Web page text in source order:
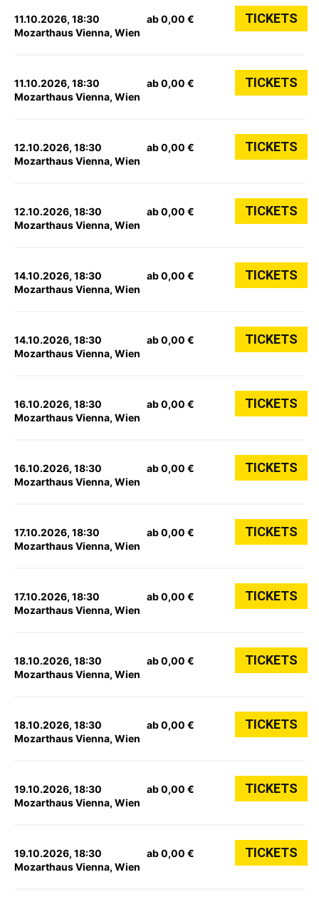
11.10.2026, 18:30
Mozarthaus Vienna, Wien
ab 0,00 € TICKETS
11.10.2026, 18:30
Mozarthaus Vienna, Wien
ab 0,00 € TICKETS
12.10.2026, 18:30
Mozarthaus Vienna, Wien
ab 0,00 € TICKETS
12.10.2026, 18:30
Mozarthaus Vienna, Wien
ab 0,00 € TICKETS
14.10.2026, 18:30
Mozarthaus Vienna, Wien
ab 0,00 € TICKETS
14.10.2026, 18:30
Mozarthaus Vienna, Wien
ab 0,00 € TICKETS
16.10.2026, 18:30
Mozarthaus Vienna, Wien
ab 0,00 € TICKETS
16.10.2026, 18:30
Mozarthaus Vienna, Wien
ab 0,00 € TICKETS
17.10.2026, 18:30
Mozarthaus Vienna, Wien
ab 0,00 € TICKETS
17.10.2026, 18:30
Mozarthaus Vienna, Wien
ab 0,00 € TICKETS
18.10.2026, 18:30
Mozarthaus Vienna, Wien
ab 0,00 € TICKETS
18.10.2026, 18:30
Mozarthaus Vienna, Wien
ab 0,00 € TICKETS
19.10.2026, 18:30
Mozarthaus Vienna, Wien
ab 0,00 € TICKETS
19.10.2026, 18:30
Mozarthaus Vienna, Wien
ab 0,00 € TICKETS